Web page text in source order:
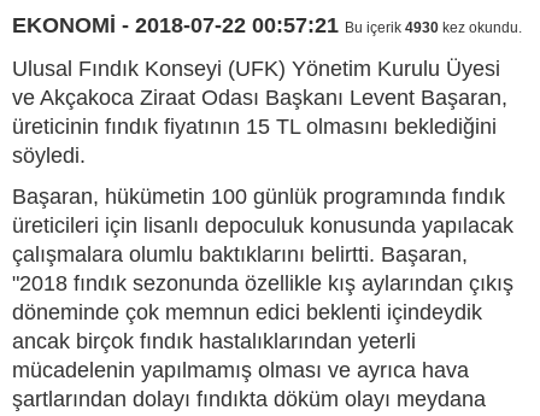
EKONOMİ - 2018-07-22 00:57:21 Bu içerik 4930 kez okundu.
Ulusal Fındık Konseyi (UFK) Yönetim Kurulu Üyesi
ve Akçakoca Ziraat Odası Başkanı Levent Başaran,
üreticinin fındık fiyatının 15 TL olmasını beklediğini
söyledi.
Başaran, hükümetin 100 günlük programında fındık
üreticileri için lisanlı depoculuk konusunda yapılacak
çalışmalara olumlu baktıklarını belirtti. Başaran,
"2018 fındık sezonunda özellikle kış aylarından çıkış
döneminde çok memnun edici beklenti içindeydik
ancak birçok fındık hastalıklarından yeterli
mücadelenin yapılmamış olması ve ayrıca hava
şartlarından dolayı fındıkta döküm olayı meydana